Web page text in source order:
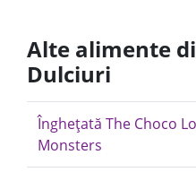
Alte alimente
Dulciuri
Înghețată The Choco
Monsters